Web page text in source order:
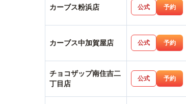
カーブス粉浜店 公式 予約
カーブス中加賀屋店 公式 予約
チョコザップ南住吉二
丁目店
公式 予約